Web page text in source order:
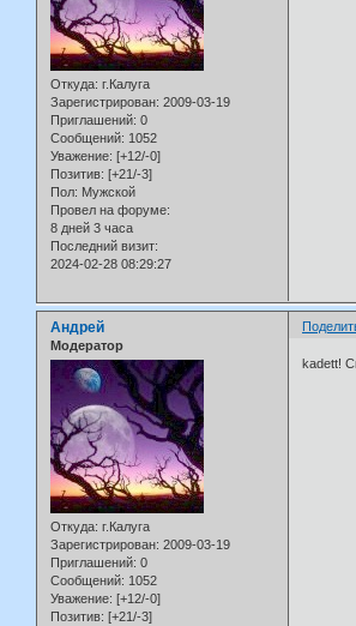
Откуда: г.Калуга
Зарегистрирован: 2009-03-19
Приглашений: 0
Сообщений: 1052
Уважение: [+12/-0]
Позитив: [+21/-3]
Пол: Мужской
Провел на форуме:
8 дней 3 часа
Последний визит:
2024-02-28 08:29:27
Андрей
Модератор
Откуда: г.Калуга
Зарегистрирован: 2009-03-19
Приглашений: 0
Сообщений: 1052
Уважение: [+12/-0]
Позитив: [+21/-3]
kadett!